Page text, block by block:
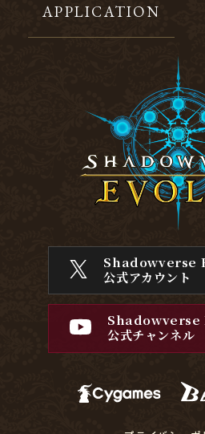
APPLICATION
Shadowverse
公式アカウント
Shadowverse
公式チャンネル